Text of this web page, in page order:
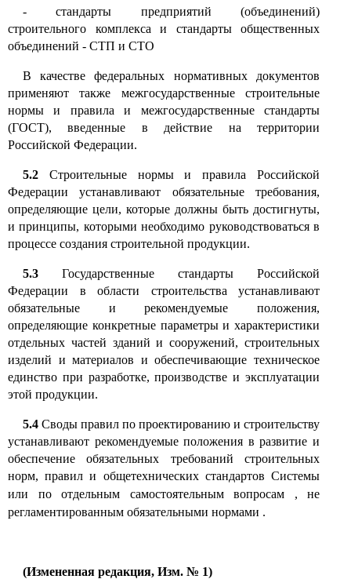
-стандарты предприятий (объединений)
строительного комплекса и стандарты общественных
объединений - СТП и СТО
В качестве федеральных нормативных документов
применяют также межгосударственные строительные
нормы и правила и межгосударственные стандарты
(ГОСТ), введенные в действие на территории
Российской Федерации.
5.2
Строительные нормы и правила Российской
Федерации устанавливают обязательные требования,
определяющие цели, которые должны быть достигнуты,
и принципы, которыми необходимо руководствоваться в
процессе создания строительной продукции.
5.3
Государственные стандарты Российской
Федерации в области строительства устанавливают
обязательные и рекомендуемые положения,
определяющие конкретные параметры и характеристики
отдельных частей зданий и сооружений, строительных
изделий и материалов и обеспечивающие техническое
единство при разработке, производстве и эксплуатации
этой продукции.
5.4 Своды правил по проектированию и строительству
устанавливают рекомендуемые положения в развитие и
обеспечение обязательных требований строительных
норм, правил и общетехнических стандартов Системы
или по отдельным самостоятельным вопросам
,
не
регламентированным обязательными нормами .
(Измененная редакция, Изм. № 1)